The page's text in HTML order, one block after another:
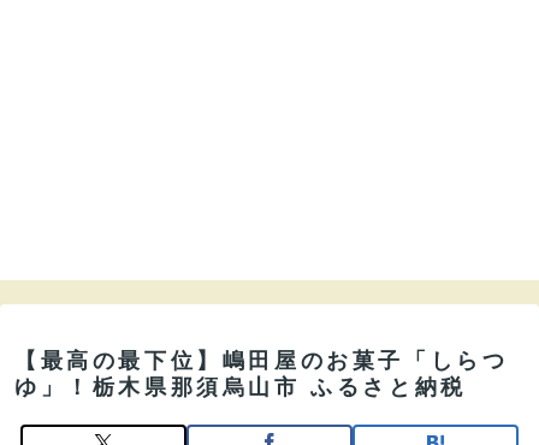
【最高の最下位】嶋田屋のお菓子「しらつ
ゆ」！栃木県那須烏山市 ふるさと納税